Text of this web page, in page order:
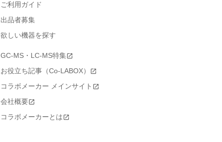
ご利用ガイド
出品者募集
欲しい機器を探す
GC-MS・LC-MS特集
お役立ち記事（Co-LABOX）
コラボメーカー メインサイト
会社概要
コラボメーカーとは